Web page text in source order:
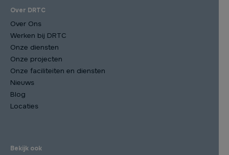
Over DRTC
Over Ons
Werken bij DRTC
Onze diensten
Onze projecten
Onze faciliteiten en diensten
Nieuws
Blog
Locaties
Bekijk ook